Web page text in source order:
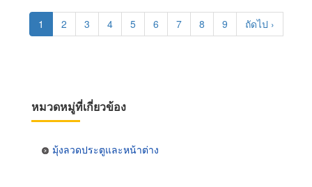
Pagination
Current
page
1 Page
2 Page
3 Page
4 Page
5 Page
6 Page
7 Page
8 Page
9
Next
page
ถัดไป ›
หมวดหมู่ที่เกี่ยวข้อง
มุ้งลวดประตูและหน้าต่าง